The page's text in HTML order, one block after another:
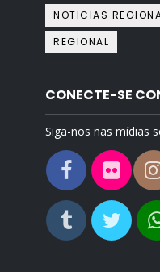
NOTICIAS
REGIONAL
CONECTE-SE
Siga-nos nas mídias